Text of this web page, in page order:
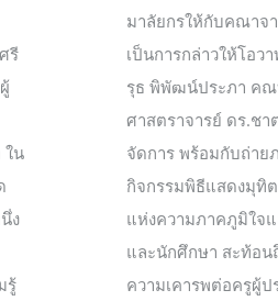
รี
ใน
ง
รู้
มาลัยกรให้กับคณาจ
เป็นการกล่าวให้โอ
รุธ พิพัฒน์ประภา ค
ศาสตราจารย์ ดร.ช
จัดการ พร้อมกับถ่าย
กิจกรรมพิธีแสดงมุทิ
แห่งความภาคภูมิใจ
และนักศึกษา สะท้อ
ความเคารพต่อครูผู้